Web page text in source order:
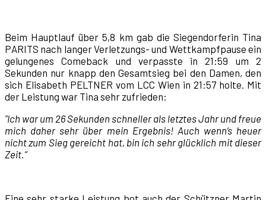
Beim Hauptlauf über 5,8 km gab die Siegendorferin Tina
PARITS nach langer Verletzungs- und Wettkampfpause ein
gelungenes Comeback und verpasste in 21:59 um 2
Sekunden nur knapp den Gesamtsieg bei den Damen, den
sich Elisabeth PELTNER vom LCC Wien in 21:57 holte. Mit
der Leistung war Tina sehr zufrieden:
"Ich war um 26 Sekunden schneller als letztes Jahr und freue
mich daher sehr über mein Ergebnis! Auch wenn’s heuer
nicht zum Sieg gereicht hat, bin ich sehr glücklich mit dieser
Zeit.“